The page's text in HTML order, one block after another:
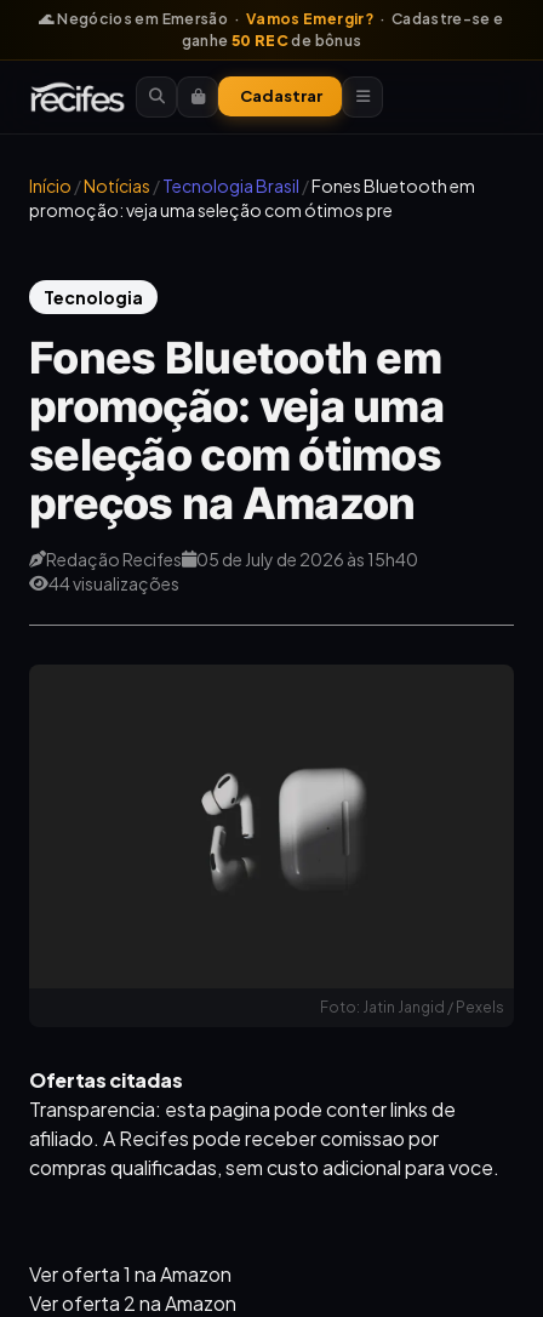
🌊 Negócios em Emersão · Vamos Emergir? · Cadastre-se e
ganhe50 RECde bônus
Cadastrar
Início /Notícias /Tecnologia Brasil /Fones Bluetooth em
promoção: veja uma seleção com ótimos pre
Tecnologia
Fones Bluetooth em
promoção: veja uma
seleção com ótimos
preços na Amazon
Redação Recifes
05 de July de 2026 às 15h40
44 visualizações
Foto: Jatin Jangid / Pexels
Ofertas citadas
Transparencia: esta pagina pode conter links de
afiliado. A Recifes pode receber comissao por
compras qualificadas, sem custo adicional para voce.
Ver oferta 1 na Amazon
Ver oferta 2 na Amazon